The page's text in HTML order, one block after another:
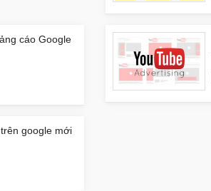
cáo Google
google mới